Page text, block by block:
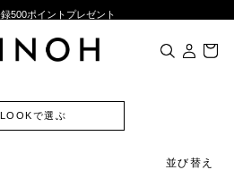
500ポイントプレゼント
登録で¥1,000クーポン進呈
ARRIVALS
500ポイントプレゼント
LOOKで選ぶ
並び替え